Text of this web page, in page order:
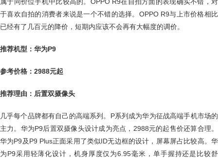
于喜欢自拍的消费者来说是一个不错的选择。OPPO R9与上市价格相比
已经有了几百元的降价，短期内应该不会再有大幅度的调价。
推荐机型：华为P9
参考价格：2988元起
推荐理由：后置双摄像头
几乎每个品牌都有自己的高端系列。P系列成为华为征战高端手机市场的
主力。华为P9后置双摄像头设计成为亮点，2988元的起售价还算合理。
华为P9及P9 Plus正面采用了类似ID无边框的设计，屏幕屏占比较高。华
为P9采用轻薄化设计，机身厚度仅为6.95毫米，单手握持还是比较舒